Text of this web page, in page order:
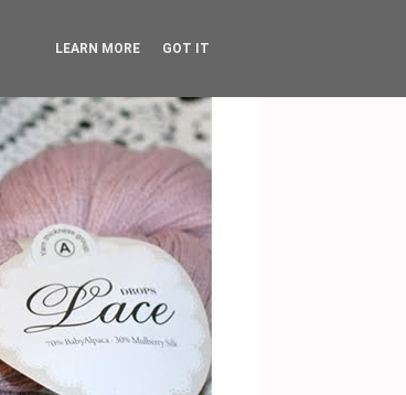
LEARN MORE GOT IT